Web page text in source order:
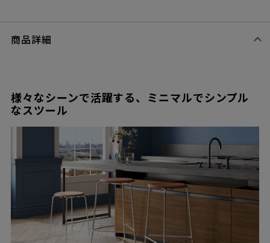
商品詳細
様々なシーンで活躍する、ミニマルでシンプル
なスツール